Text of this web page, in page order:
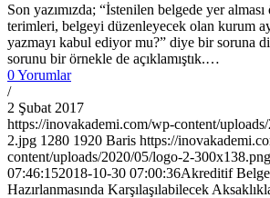
Son yazımızda; “İstenilen belgede yer
terimleri, belgeyi düzenleyecek olan kurum
yazmayı kabul ediyor mu?” diye bir soruna
sorunu bir örnekle de açıklamıştık.…
0 Yorumlar
/
2 Şubat 2017
https://inovakademi.com/wp-content/
2.jpg 1280 1920 Baris https://
content/uploads/2020/05/logo-2-300x138.png
07:46:152018-10-30 07:00:36Akreditif
Hazırlanmasında Karşılaşılabilecek